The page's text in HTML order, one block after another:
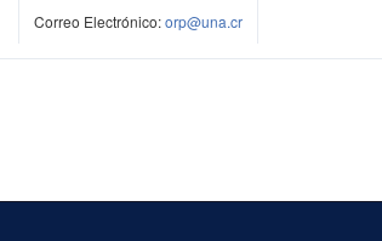
Correo Electrónico:orp@una.cr